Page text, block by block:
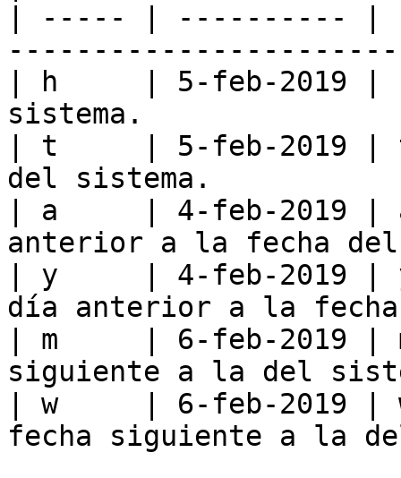
| ----- | ---------- |
| h     | 5-feb-2019 |
sistema.
| t     | 5-feb-2019 | t
del sistema.
| a     | 4-feb-2019 |
anterior a la fecha
| y     | 4-feb-2019 | y
día anterior a la
| m     | 6-feb-2019 |
siguiente a la del
| w     | 6-feb-2019 |
fecha siguiente a la